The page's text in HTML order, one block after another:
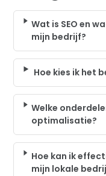
Wat is SEO en
mijn bedrijf?
Hoe kies ik het
Welke
optimalisatie?
Hoe kan ik
mijn lokale